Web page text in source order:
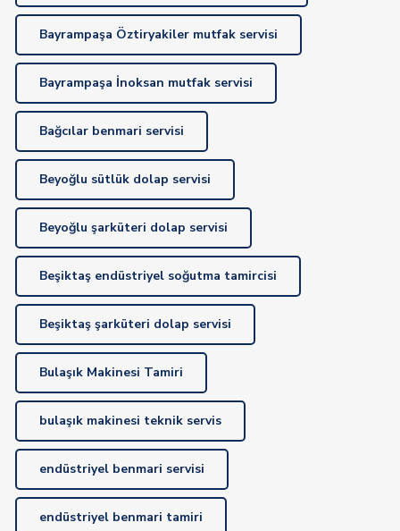
Bayrampaşa Öztiryakiler mutfak servisi
Bayrampaşa İnoksan mutfak servisi
Bağcılar benmari servisi
Beyoğlu sütlük dolap servisi
Beyoğlu şarküteri dolap servisi
Beşiktaş endüstriyel soğutma tamircisi
Beşiktaş şarküteri dolap servisi
Bulaşık Makinesi Tamiri
bulaşık makinesi teknik servis
endüstriyel benmari servisi
endüstriyel benmari tamiri